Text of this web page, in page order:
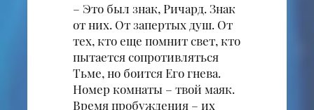
– Это был знак, Ричард. Знак
от них. От запертых душ. От
тех, кто еще помнит свет, кто
пытается сопротивляться
Тьме, но боится Его гнева.
Номер комнаты – твой маяк.
Время пробуждения – их